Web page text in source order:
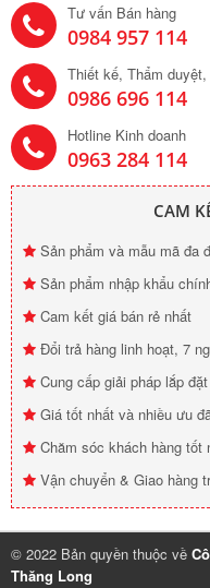
Tư vấn Bán hàng
0984 957 114
Thiết kế, Thẩm
0986 696 114
Hotline Kinh doanh
0963 284 114
CAM
Sản phẩm và mẫu mã đa
Sản phẩm nhập khẩu
Cam kết giá bán rẻ nhất
Đổi trả hàng linh hoạt, 7
Cung cấp giải pháp lắp
Giá tốt nhất và nhiều ưu
Chăm sóc khách hàng tốt
Vận chuyển & Giao hàng
© 2022 Bản quyền thuộc về
Thăng Long